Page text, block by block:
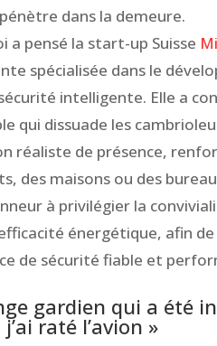
dans la demeure.
a pensé la start-up Suisse
spécialisée dans le
intelligente. Elle a
qui dissuade les
réaliste de présence,
des maisons ou des
à privilégier la
énergétique, afin
de sécurité fiable et
gardien qui a été
raté l’avion »